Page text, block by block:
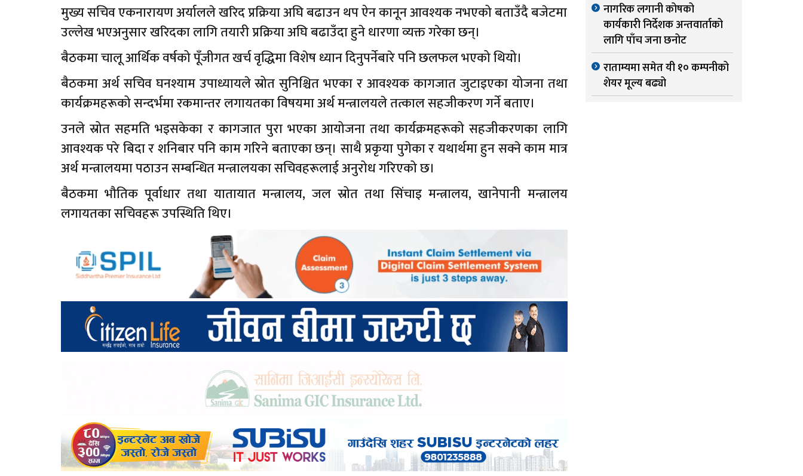
मुख्य सचिव एकनारायण अर्यालले खरिद प्रक्रिया अघि बढाउन थप ऐन कानून आवश्यक नभएको बताउँदै बजेटमा
उल्लेख भएअनुसार खरिदका लागि तयारी प्रक्रिया अघि बढाउँदा हुने धारणा व्यक्त गरेका छन्।
बैठकमा चालू आर्थिक वर्षको पूँजीगत खर्च वृद्धिमा विशेष ध्यान दिनुपर्नेबारे पनि छलफल भएको थियो।
बैठकमा अर्थ सचिव घनश्याम उपाध्यायले स्रोत सुनिश्चित भएका र आवश्यक कागजात जुटाइएका योजना तथा
कार्यक्रमहरूको सन्दर्भमा रकमान्तर लगायतका विषयमा अर्थ मन्त्रालयले तत्काल सहजीकरण गर्ने बताए।
उनले स्रोत सहमति भइसकेका र कागजात पुरा भएका आयोजना तथा कार्यक्रमहरूको सहजीकरणका लागि
आवश्यक परे बिदा र शनिबार पनि काम गरिने बताएका छन्। साथै प्रकृया पुगेका र यथार्थमा हुन सक्ने काम मात्र
अर्थ मन्त्रालयमा पठाउन सम्बन्धित मन्त्रालयका सचिवहरूलाई अनुरोध गरिएको छ।
बैठकमा भौतिक पूर्वाधार तथा यातायात मन्त्रालय, जल स्रोत तथा सिंचाइ मन्त्रालय, खानेपानी मन्त्रालय
लगायतका सचिवहरू उपस्थिति थिए।
नागरिक लगानी कोषको
कार्यकारी निर्देशक अन्तवार्ताको
लागि पाँच जना छनोट
राताम्यमा समेत यी १० कम्पनीको
शेयर मूल्य बढ्यो